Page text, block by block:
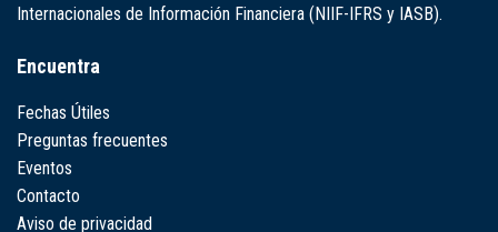
Internacionales de Información Financiera (NIIF-IFRS y IASB).
Encuentra
Fechas Útiles
Preguntas frecuentes
Eventos
Contacto
Aviso de privacidad